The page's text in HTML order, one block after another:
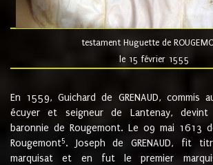
testament Huguette de
le 15 février 1555
En 1559, Guichard de GRENAUD, commis
écuyer et seigneur de Lantenay,
baronnie de Rougemont. Le 09 mai 1613
Rougemont5. Joseph de GRENAUD, fit
marquisat et en fut le premier marquis.